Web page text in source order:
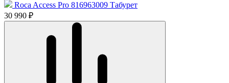
Roca Access Pro 816963009 Табурет
30 990 ₽